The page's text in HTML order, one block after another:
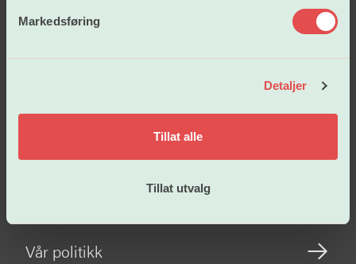
Markedsføring
Detaljer
Tillat alle
Tillat utvalg
Lønn og tariffavtaler
Vår politikk